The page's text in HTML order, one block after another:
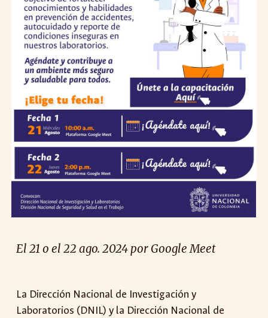
El 21 o el 22 ago. 2024 por Google Meet
La Dirección Nacional de Investigación y
Laboratorios (DNIL) y la Dirección Nacional de